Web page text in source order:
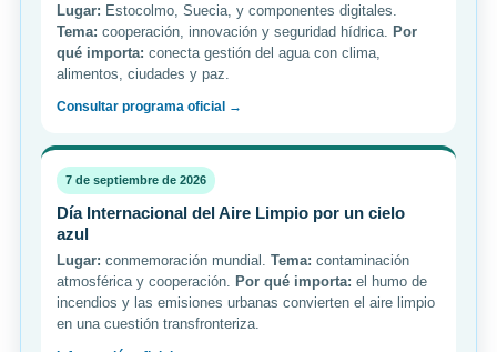
Lugar: Estocolmo, Suecia, y componentes digitales.
Tema: cooperación, innovación y seguridad hídrica. Por
qué importa: conecta gestión del agua con clima,
alimentos, ciudades y paz.
Consultar programa oficial →
7 de septiembre de 2026
Día Internacional del Aire Limpio por un cielo
azul
Lugar: conmemoración mundial. Tema: contaminación
atmosférica y cooperación. Por qué importa: el humo de
incendios y las emisiones urbanas convierten el aire limpio
en una cuestión transfronteriza.